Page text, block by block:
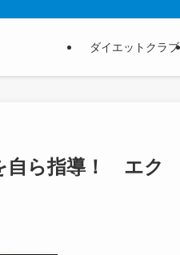
ダイエットクラブ
自ら指導！ エク